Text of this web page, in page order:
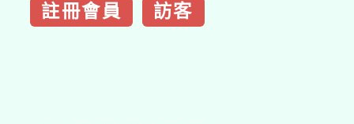
註冊會員 訪客